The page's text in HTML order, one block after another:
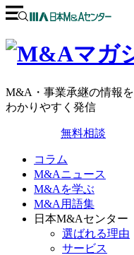
M&A・事業承継の情報を
わかりやすく発信
無料相談
コラム
M&Aニュース
M&Aを学ぶ
M&A用語集
日本M&Aセンター
選ばれる理由
サービス